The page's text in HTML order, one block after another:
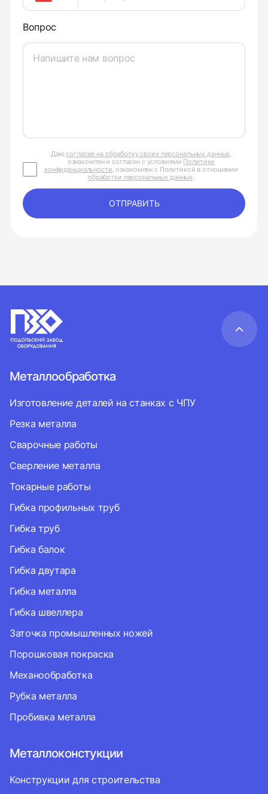
Вопрос
Даюсогласие на обработку своих персональных данных,
ознакомлен и согласен с условиями Политики
конфиденциальности, ознакомлен с Политикой в отношении
обработки персональных данных.
ОТПРАВИТЬ
Металлообработка
Изготовление деталей на станках с ЧПУ
Резка металла
Сварочные работы
Сверление металла
Токарные работы
Гибка профильных труб
Гибка труб
Гибка балок
Гибка двутара
Гибка металла
Гибка швеллера
Заточка промышленных ножей
Порошковая покраска
Механообработка
Рубка металла
Пробивка металла
Металлоконстукции
Конструкции для строительства